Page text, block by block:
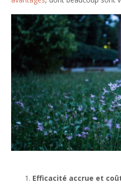
Efficacité accrue et